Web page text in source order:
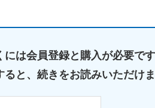
には会員登録と購入が必要です
と、 続きをお読みいただけま